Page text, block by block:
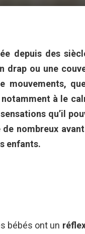
depuis des
drap ou une
mouvements,
à le
qu’il
nombreux
enfants.
bébés ont un